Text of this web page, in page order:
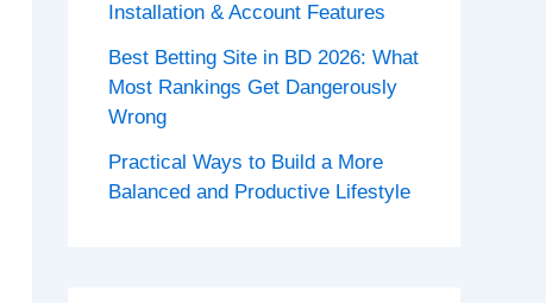
Installation & Account Features
Best Betting Site in BD 2026: What
Most Rankings Get Dangerously
Wrong
Practical Ways to Build a More
Balanced and Productive Lifestyle